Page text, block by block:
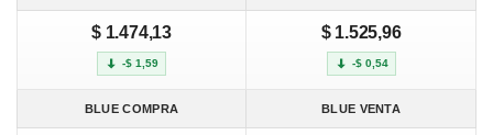
$ 1.474,13
-$ 1,59
$ 1.525,96
-$ 0,54
BLUE COMPRA BLUE VENTA